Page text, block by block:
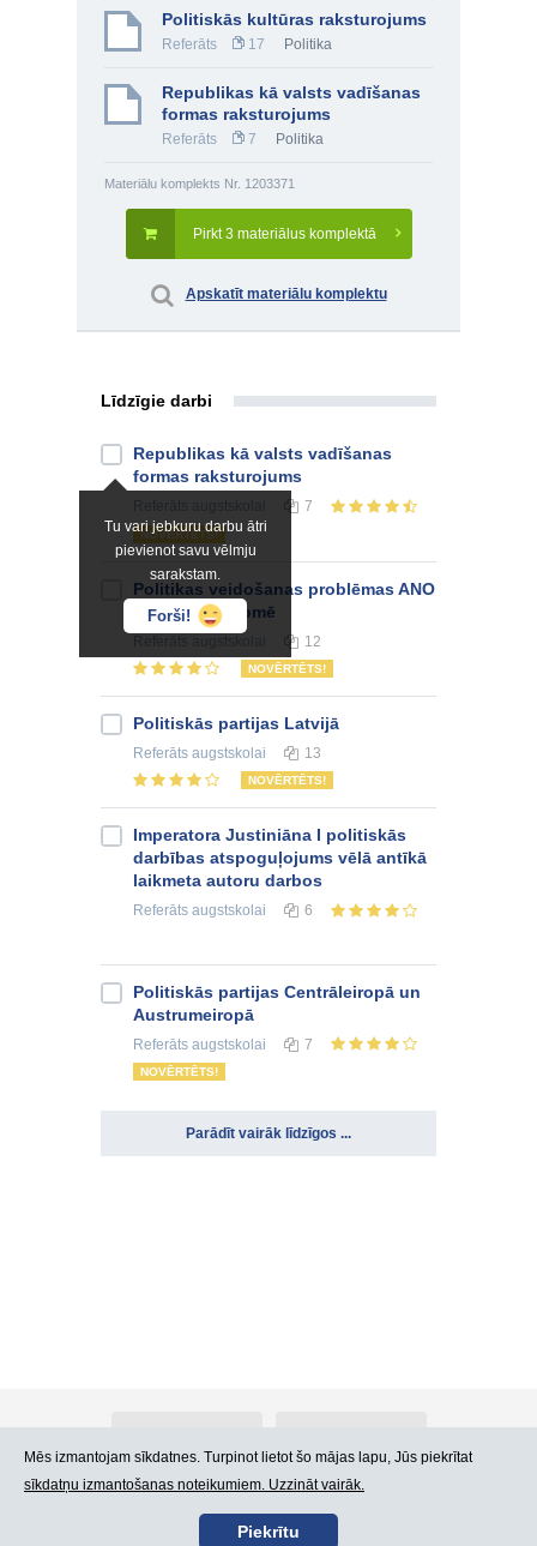
Politiskās kultūras raksturojums
Referāts 17 Politika
Republikas kā valsts vadīšanas
formas raksturojums
Referāts 7 Politika
Materiālu komplekts Nr. 1203371
Pirkt 3 materiālus komplektā
Apskatīt materiālu komplektu
Līdzīgie darbi
Tu vari jebkuru darbu ātri
pievienot savu vēlmju
sarakstam.
Forši!
Republikas kā valsts vadīšanas
formas raksturojums
7
NOVĒRTĒTS!
Politikas veidošanas problēmas ANO
drošības padomē
12
NOVĒRTĒTS!
Politiskās partijas Latvijā
Referāts augstskolai 13
NOVĒRTĒTS!
Imperatora Justiniāna I politiskās
darbības atspoguļojums vēlā antīkā
laikmeta autoru darbos
Referāts augstskolai 6
Politiskās partijas Centrāleiropā un
Austrumeiropā
Referāts augstskolai 7
NOVĒRTĒTS!
Parādīt vairāk līdzīgos ...
Kontakti Lietošanas noteikumi
Mēs izmantojam sīkdatnes. Turpinot lietot šo mājas lapu, Jūs piekrītat
sīkdatņu izmantošanas noteikumiem. Uzzināt vairāk.
Piekrītu